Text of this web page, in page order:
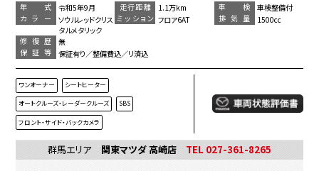
年 式 令和5年9月 走行距離 1.1万km 車 検
車検整備付
カラー
ソウルレッドクリス
タルメタリック
ミッション フロア6AT 排気量
1500cc
修復歴
無
保証等
保証有り／整備費込／リ済込
ワンオーナー シートヒーター
オートクルーズ・レーダークルーズ SBS
フロント・サイド・バックカメラ
群馬エリア 関東マツダ 高崎店 TEL 027-361-8265